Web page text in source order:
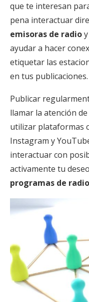
que te interesan
pena interactuar
emisoras de radioy
ayudar a hacer
etiquetar las
en tus publicaciones.
Publicar
llamar la atención de
utilizar plataformas
Instagram y
interactuar con
activamente tu
programas de